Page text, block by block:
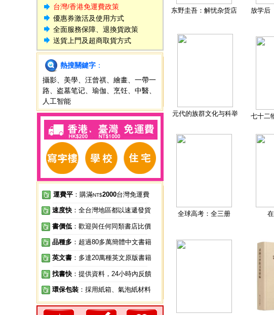
台灣/香港免運費政策
優惠券激活及使用方式
全面服務保障、退換貨政策
送貨上門及超商取貨方式
熱搜關鍵字 ：
攝影
美學 汪曾祺 繪畫
一帶一
路
盗墓笔记 瑜伽 烹饪 中醫
人工智能
運費平 ：購滿NT$2000台灣免運費
速度快 ：全台灣地區都以速遞發貨
書價低 ：歡迎與任何同類書店比價
品種多 ：超過80多萬簡體中文書籍
英文書 ：多達20萬種英文原版書籍
找書快 ：提供資料，24小時內反饋
環保包裝 ：採用紙箱、氣泡紙材料
东野圭吾：解忧杂货店
放学后
元代的族群文化与科举 七十二
全球高考：全三册